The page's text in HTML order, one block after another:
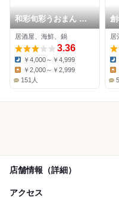
和彩旬彩うおまん 尼
崎キューズモール店
居酒屋、海鮮、鍋
3.36
Dinner:
￥4,000～￥4,999
￥2,000～￥2,999
151人
店舗情報（詳細）
アクセス